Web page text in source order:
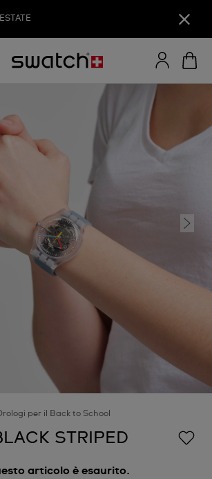
per il Back to School
STRIPED
articolo è esaurito.